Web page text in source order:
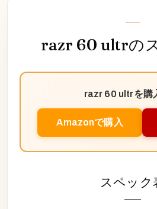
razr 60 ultrの
razr 60 ultrを購
Amazonで購入
スペック